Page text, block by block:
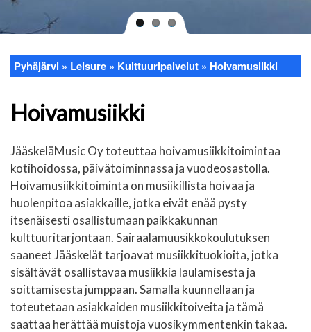
Breadcrumb
Pyhäjärvi Leisure Kulttuuripalvelut Hoivamusiikki
Hoivamusiikki
JääskeläMusic Oy toteuttaa hoivamusiikkitoimintaa
kotihoidossa, päivätoiminnassa ja vuodeosastolla.
Hoivamusiikkitoiminta on musiikillista hoivaa ja
huolenpitoa asiakkaille, jotka eivät enää pysty
itsenäisesti osallistumaan paikkakunnan
kulttuuritarjontaan. Sairaalamuusikkokoulutuksen
saaneet Jääskelät tarjoavat musiikkituokioita, jotka
sisältävät osallistavaa musiikkia laulamisesta ja
soittamisesta jumppaan. Samalla kuunnellaan ja
toteutetaan asiakkaiden musiikkitoiveita ja tämä
saattaa herättää muistoja vuosikymmentenkin takaa.